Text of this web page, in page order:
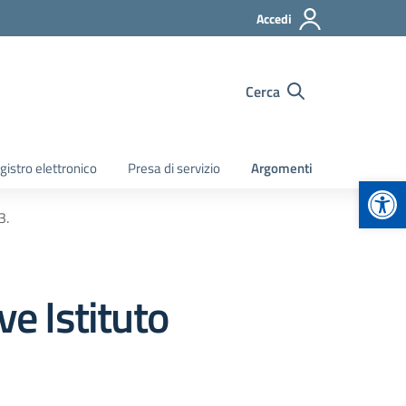
Accedi
Cerca
elettronico Presa di servizio Argomenti
Istituto